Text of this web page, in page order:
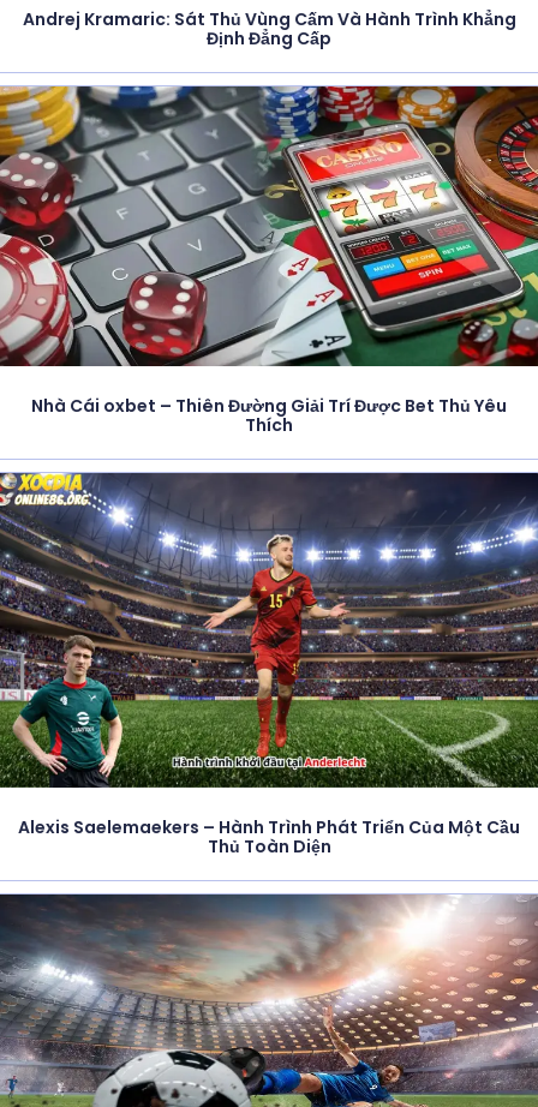
Andrej Kramaric: Sát Thủ Vùng Cấm Và Hành Trình Khẳng
Định Đẳng Cấp
Nhà Cái oxbet – Thiên Đường Giải Trí Được Bet Thủ Yêu
Thích
Alexis Saelemaekers – Hành Trình Phát Triển Của Một Cầu
Thủ Toàn Diện